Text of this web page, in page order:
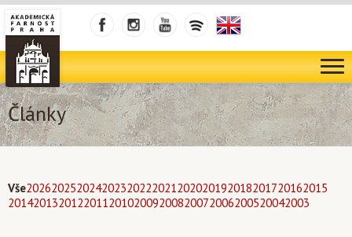
Články
Vše202620252024202320222021202020192018201720162015
201420132012201120102009200820072006200520042003